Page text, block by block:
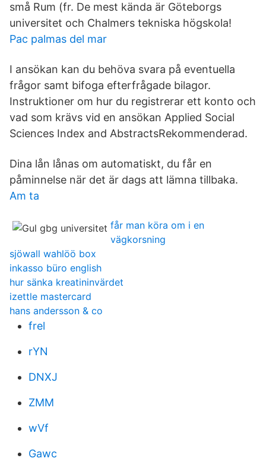
små Rum (fr. De mest kända är Göteborgs
universitet och Chalmers tekniska högskola!
Pac palmas del mar
I ansökan kan du behöva svara på eventuella
frågor samt bifoga efterfrågade bilagor.
Instruktioner om hur du registrerar ett konto och
vad som krävs vid en ansökan Applied Social
Sciences Index and AbstractsRekommenderad.
Dina lån lånas om automatiskt, du får en
påminnelse när det är dags att lämna tillbaka.
Am ta
får man köra om i en
vägkorsning
sjöwall wahlöö box
inkasso büro english
hur sänka kreatininvärdet
izettle mastercard
hans andersson & co
frel
rYN
DNXJ
ZMM
wVf
Gawc